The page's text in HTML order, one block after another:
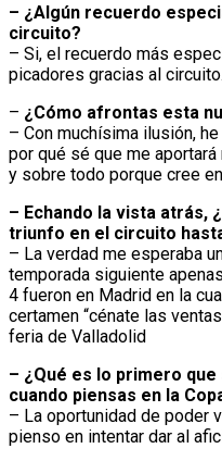
– ¿Algún recuerdo
circuito?
– Si, el recuerdo más
picadores gracias al circuito.
– ¿Cómo afrontas esta
– Con muchísima ilusión,
por qué sé que me
y sobre todo porque cree
– Echando la vista atrás,
triunfo en el circuito
– La verdad me esperaba
temporada siguiente
4 fueron en Madrid en la
certamen “cénate las
feria de Valladolid
– ¿Qué es lo primero
cuando piensas en la
– La oportunidad de poder
pienso en intentar dar al